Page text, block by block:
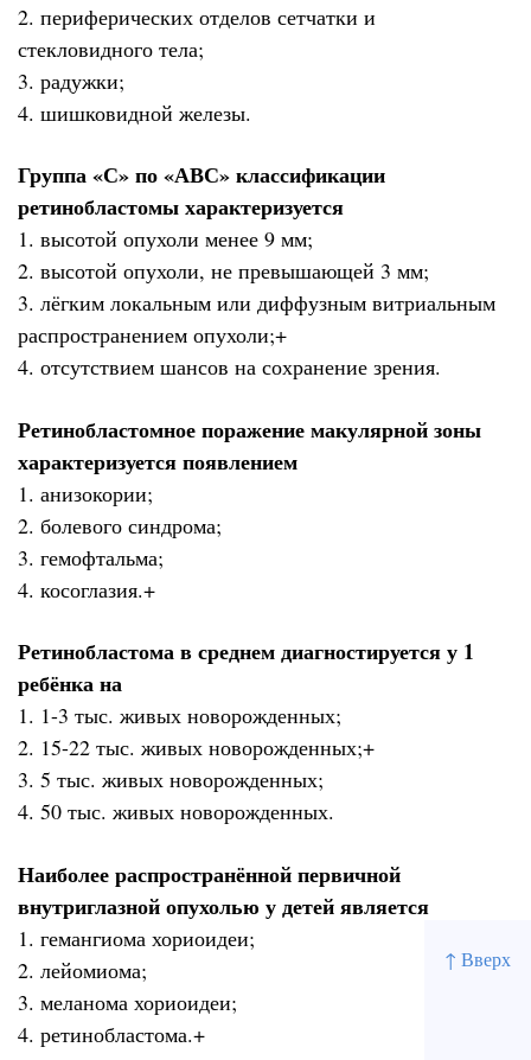
↑ Вверх
2. периферических отделов сетчатки и
стекловидного тела;
3. радужки;
4. шишковидной железы.
Группа «С» по «АВС» классификации
ретинобластомы характеризуется
1. высотой опухоли менее 9 мм;
2. высотой опухоли, не превышающей 3 мм;
3. лёгким локальным или диффузным витриальным
распространением опухоли;+
4. отсутствием шансов на сохранение зрения.
Ретинобластомное поражение макулярной зоны
характеризуется появлением
1. анизокории;
2. болевого синдрома;
3. гемофтальма;
4. косоглазия.+
Ретинобластома в среднем диагностируется у 1
ребёнка на
1. 1-3 тыс. живых новорожденных;
2. 15-22 тыс. живых новорожденных;+
3. 5 тыс. живых новорожденных;
4. 50 тыс. живых новорожденных.
Наиболее распространённой первичной
внутриглазной опухолью у детей является
1. гемангиома хориоидеи;
2. лейомиома;
3. меланома хориоидеи;
4. ретинобластома.+